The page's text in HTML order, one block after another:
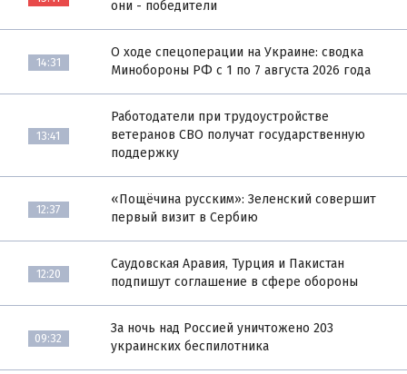
они - победители
14:31
О ходе спецоперации на Украине: сводка
Минобороны РФ с 1 по 7 августа 2026 года
13:41
Работодатели при трудоустройстве
ветеранов СВО получат государственную
поддержку
12:37
«Пощёчина русским»: Зеленский совершит
первый визит в Сербию
12:20
Саудовская Аравия, Турция и Пакистан
подпишут соглашение в сфере обороны
09:32
За ночь над Россией уничтожено 203
украинских беспилотника